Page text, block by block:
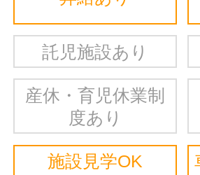
託児施設あり
産休・育児休業制
度あり
施設見学OK